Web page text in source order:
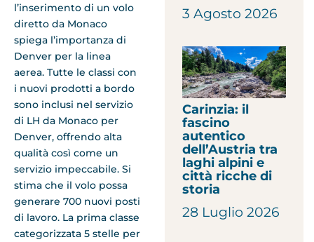
l’inserimento di un volo
diretto da Monaco
spiega l’importanza di
Denver per la linea
aerea. Tutte le classi con
i nuovi prodotti a bordo
sono inclusi nel servizio
di LH da Monaco per
Denver, offrendo alta
qualità così come un
servizio impeccabile. Si
stima che il volo possa
generare 700 nuovi posti
di lavoro. La prima classe
categorizzata 5 stelle per
3 Agosto 2026
Carinzia: il
fascino
autentico
dell’Austria tra
laghi alpini e
città ricche di
storia
28 Luglio 2026